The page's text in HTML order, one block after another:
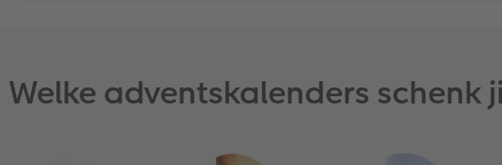
Welke adventskalenders schenk